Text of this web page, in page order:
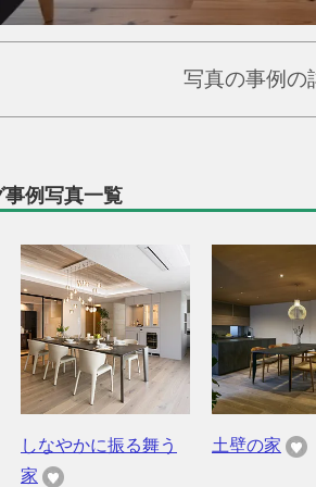
写真の事例の
例写真一覧
しなやかに振る舞う
家
土壁の家